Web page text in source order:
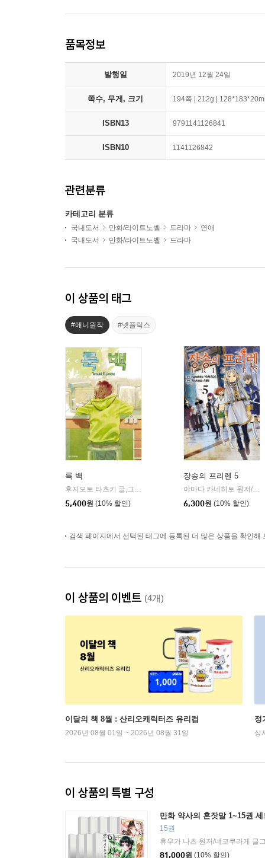
품목정보
발행일 2019년 12월 24일
쪽수, 무게, 크기 194쪽 | 212g |
ISBN13 9791141126841
ISBN10 1141126842
관련분류
카테고리 분류
국내도서 만화/라이트노벨 드라마
연애
국내도서
만화/라이트노벨 드라마
이 상품의 태그
#애니원작 #넷플릭스
룩 백
후지모토 타츠키 글,그림
5,400원 (10% 할인)
장송의 프리렌 5
야마다 카네히토 원저/아베 츠카사 글그림
6,300원 (10% 할인)
검색 페이지에서 선택된 태그에 등록된 더 많은 상품을 확인해
이 상품의 이벤트 (4개)
이달의 책 8월 : 산리오캐릭터즈 유리컵
2026년 08월 01일 ~ 2026년 08월 31일
정
상
이 상품의 특별 구성
만화 약사의 혼잣말 1~15권 세
15권
휴우가 나츠 원저/네코쿠라게 글
81,000원 (10% 할인)